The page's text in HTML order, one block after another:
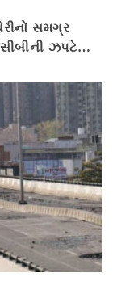
સમગ્ર
ઝપટે